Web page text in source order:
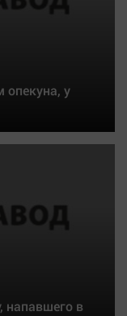
опекуна, у
напавшего в